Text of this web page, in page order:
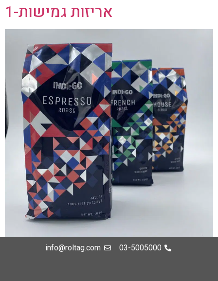
אריזות גמישות-1
03-5005000
info@roltag.com